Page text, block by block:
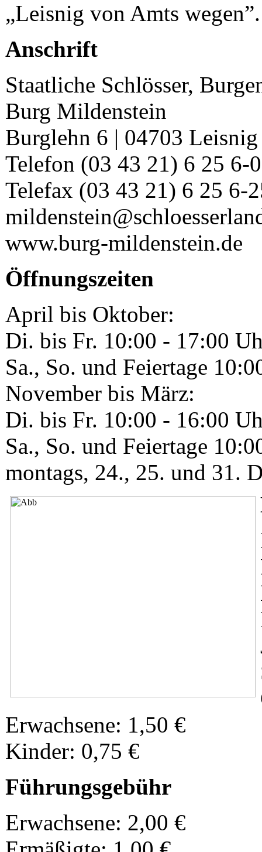
„Leisnig von Amts wegen”.
Anschrift
Staatliche Schlösser,
Burg Mildenstein
Burglehn 6 | 04703 Leisnig
Telefon (03 43 21) 6 25 6-0
Telefax (03 43 21) 6 25 6-
www.burg-mildenstein.de
Öffnungszeiten
April bis Oktober:
Di. bis Fr. 10:00 - 17:00
Sa., So. und Feiertage
November bis März:
Di. bis Fr. 10:00 - 16:00
Sa., So. und Feiertage
montags, 24., 25. und 31.
Erwachsene: 1,50 €
Kinder: 0,75 €
Führungsgebühr
Erwachsene: 2,00 €